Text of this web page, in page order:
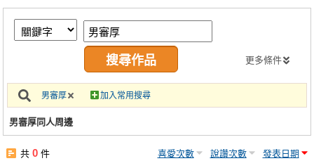
繪圖藝廊
交流中心
攤位轉讓區
會員功能選單
註冊會員
更多條件
男審厚 加入常用搜尋
男審厚同人周邊
共0 件 喜愛次數 說讚次數 發表日期